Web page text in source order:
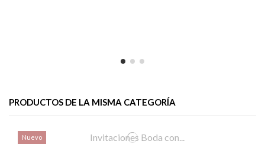
PRODUCTOS DE LA MISMA CATEGORÍA
Nuevo